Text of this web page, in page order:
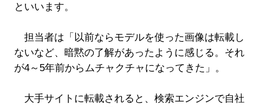
といいます。
担当者は「以前ならモデルを使った画像は転載し
ないなど、暗黙の了解があったように感じる。それ
が4～5年前からムチャクチャになってきた」。
大手サイトに転載されると、検索エンジンで自社